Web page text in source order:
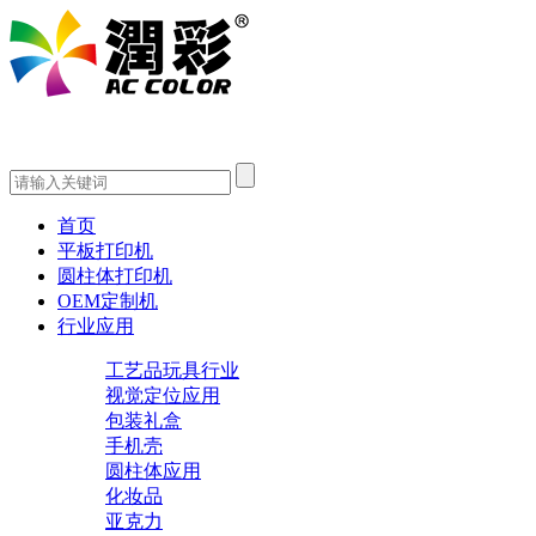
首页
平板打印机
圆柱体打印机
OEM定制机
行业应用
工艺品玩具行业
视觉定位应用
包装礼盒
手机壳
圆柱体应用
化妆品
亚克力